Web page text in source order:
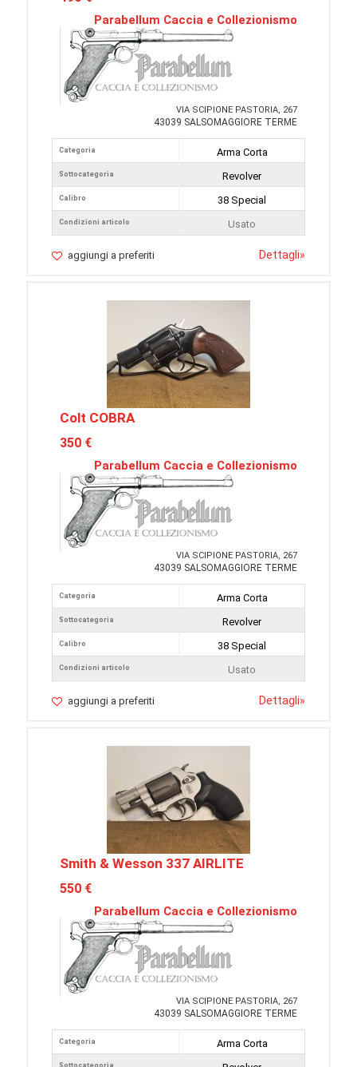
Parabellum Caccia e Collezionismo
VIA SCIPIONE PASTORIA, 267
43039 SALSOMAGGIORE TERME
Categoria
Sottocategoria
Calibro
Condizioni articolo
Arma Corta
Revolver
38 Special
Usato
aggiungi a preferiti Dettagli»
Colt COBRA
350 €
Parabellum Caccia e Collezionismo
VIA SCIPIONE PASTORIA, 267
43039 SALSOMAGGIORE TERME
Categoria
Sottocategoria
Calibro
Condizioni articolo
Arma Corta
Revolver
38 Special
Usato
aggiungi a preferiti Dettagli»
Smith & Wesson 337 AIRLITE
550 €
Parabellum Caccia e Collezionismo
VIA SCIPIONE PASTORIA, 267
43039 SALSOMAGGIORE TERME
Categoria
Sottocategoria
Arma Corta